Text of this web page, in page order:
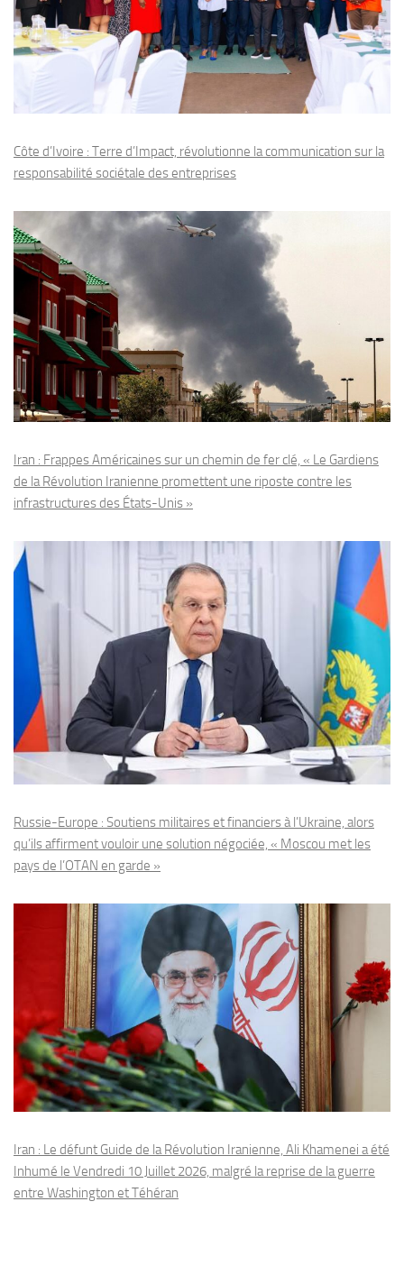
Côte d’Ivoire : Terre d’Impact, révolutionne la communication sur la
responsabilité sociétale des entreprises
Iran : Frappes Américaines sur un chemin de fer clé, « Le Gardiens
de la Révolution Iranienne promettent une riposte contre les
infrastructures des États-Unis »
Russie-Europe : Soutiens militaires et financiers à l’Ukraine, alors
qu’ils affirment vouloir une solution négociée, « Moscou met les
pays de l’OTAN en garde »
Iran : Le défunt Guide de la Révolution Iranienne, Ali Khamenei a été
Inhumé le Vendredi 10 Juillet 2026, malgré la reprise de la guerre
entre Washington et Téhéran